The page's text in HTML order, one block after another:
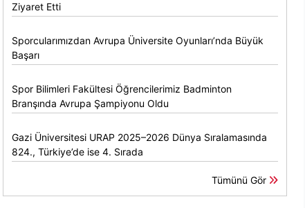
Ziyaret Etti
Sporcularımızdan Avrupa Üniversite Oyunları’nda Büyük
Başarı
Spor Bilimleri Fakültesi Öğrencilerimiz Badminton
Branşında Avrupa Şampiyonu Oldu
Gazi Üniversitesi URAP 2025–2026 Dünya Sıralamasında
824., Türkiye’de ise 4. Sırada
Tümünü Gör